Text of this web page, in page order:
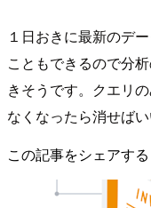
１日おきに最新のデ
こともできるので分
きそうです。クエリ
なくなったら消せばい
この記事をシェアする